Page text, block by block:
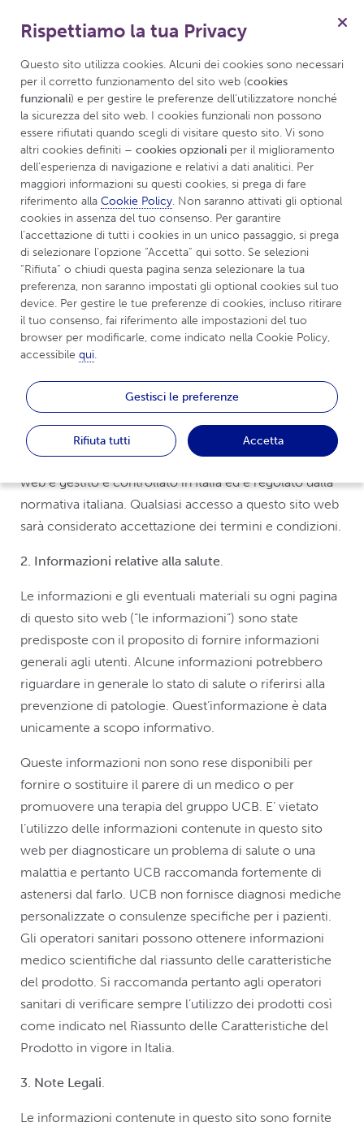
Menu
UCBCares Termini e condizioni
Termini e Condizioni
1. Generale.
Benvenuti nel sitowww.ucbcares.it("sito web").
Questo sito web è di proprietà di UCB Pharma S.p.A.,
con sede in Via Varesina 162, 20156 Milano, Italia
("UCB"). Accedendo al sito, l'utente accetta i termini e
immediatamente il sito nel caso l’utente non desideri
essere tenuto a rispettare questi termini e condizioni.
L'utilizzo del sito web implica anche l’accettazione
dellaPrivacy Policye della Cookie Policy. Questo sito
web è gestito e controllato in Italia ed è regolato dalla
normativa italiana. Qualsiasi accesso a questo sito web
sarà considerato accettazione dei termini e condizioni.
2. Informazioni relative alla salute.
Le informazioni e gli eventuali materiali su ogni pagina
di questo sito web (“le informazioni”) sono state
predisposte con il proposito di fornire informazioni
generali agli utenti. Alcune informazioni potrebbero
riguardare in generale lo stato di salute o riferirsi alla
prevenzione di patologie. Quest’informazione è data
unicamente a scopo informativo.
Queste informazioni non sono rese disponibili per
fornire o sostituire il parere di un medico o per
promuovere una terapia del gruppo UCB. E’ vietato
l’utilizzo delle informazioni contenute in questo sito
web per diagnosticare un problema di salute o una
malattia e pertanto UCB raccomanda fortemente di
astenersi dal farlo. UCB non fornisce diagnosi mediche
personalizzate o consulenze specifiche per i pazienti.
Gli operatori sanitari possono ottenere informazioni
medico scientifiche dal riassunto delle caratteristiche
del prodotto. Si raccomanda pertanto agli operatori
sanitari di verificare sempre l’utilizzo dei prodotti così
come indicato nel Riassunto delle Caratteristiche del
Prodotto in vigore in Italia.
3. Note Legali.
Le informazioni contenute in questo sito sono fornite
Rispettiamo la tua Privacy
Questo sito utilizza cookies. Alcuni dei cookies sono necessari
per il corretto funzionamento del sito web (cookies
funzionali) e per gestire le preferenze dell’utilizzatore nonché
la sicurezza del sito web. I cookies funzionali non possono
essere rifiutati quando scegli di visitare questo sito. Vi sono
altri cookies definiti – cookies opzionali per il miglioramento
dell’esperienza di navigazione e relativi a dati analitici. Per
maggiori informazioni su questi cookies, si prega di fare
riferimento alla Cookie Policy. Non saranno attivati gli optional
cookies in assenza del tuo consenso. Per garantire
l’accettazione di tutti i cookies in un unico passaggio, si prega
di selezionare l’opzione “Accetta” qui sotto. Se selezioni
“Rifiuta” o chiudi questa pagina senza selezionare la tua
preferenza, non saranno impostati gli optional cookies sul tuo
device. Per gestire le tue preferenze di cookies, incluso ritirare
il tuo consenso, fai riferimento alle impostazioni del tuo
browser per modificarle, come indicato nella Cookie Policy,
accessibile qui.
Rifiuta tutti
Gestisci le preferenze
Accetta